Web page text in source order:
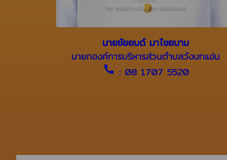
นายชัยยนต์ มาไชยนาม
นายกองค์การบริหารส่วนตำบลวังนกแอ่น
call : 08 1707 5520